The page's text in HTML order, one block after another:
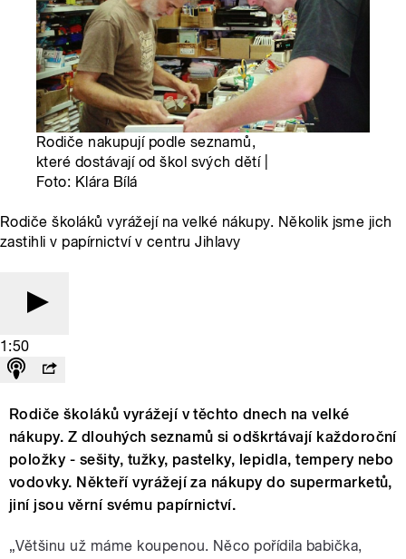
Rodiče nakupují podle seznamů,
které dostávají od škol svých dětí |
Foto: Klára Bílá
Rodiče školáků vyrážejí na velké nákupy. Několik jsme jich
zastihli v papírnictví v centru Jihlavy
1:50
Rodiče školáků vyrážejí v těchto dnech na velké
nákupy. Z dlouhých seznamů si odškrtávají každoroční
položky - sešity, tužky, pastelky, lepidla, tempery nebo
vodovky. Někteří vyrážejí za nákupy do supermarketů,
jiní jsou věrní svému papírnictví.
„Většinu už máme koupenou. Něco pořídila babička,